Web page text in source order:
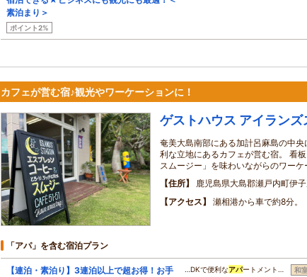
素泊まり＞
ポイント2%
カフェが営む宿♪観光やワーケーションに！
ゲストハウス アイラン
奄美大島南部にある加計呂麻島の中
利な立地にあるカフェが営む宿。 看
スムージー」を味わいながらのワーケ
住所
鹿児島県大島郡瀬戸内町伊
アクセス
瀬相港から車で約8分。
「アパ」を含む宿泊プラン
【連泊・素泊り】3連泊以上で超お得！お手
…DKで便利なアパートメント… 和